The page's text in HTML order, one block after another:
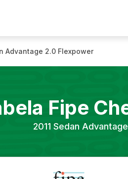
Advantage 2.0 Flexpower
Fipe
2011 Sedan